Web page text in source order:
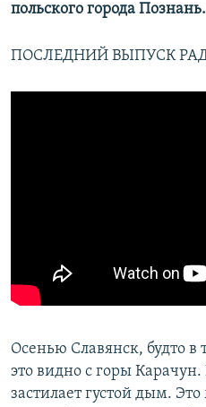
польского города Познань.
ПОСЛЕДНИЙ ВЫПУСК
Осенью Славянск, будто
это видно с горы
застилает густой дым.